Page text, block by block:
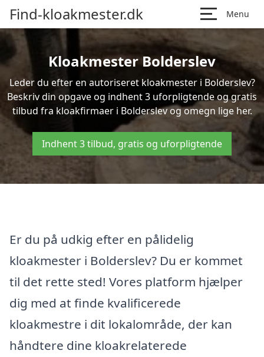
Find-kloakmester.dk Menu
Kloakmester Bolderslev
Leder du efter en autoriseret kloakmester i Bolderslev?
Beskriv din opgave og indhent 3 uforpligtende og gratis
tilbud fra kloakfirmaer i Bolderslev og omegn lige her.
Indhent 3 tilbud, gratis og uforpligtende
Er du på udkig efter en pålidelig
kloakmester i Bolderslev? Du er kommet
til det rette sted! Vores platform hjælper
dig med at finde kvalificerede
kloakmestre i dit lokalområde, der kan
håndtere dine kloakrelaterede